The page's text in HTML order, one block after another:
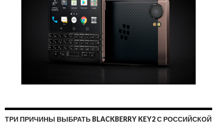
ТРИ ПРИЧИНЫ ВЫБРАТЬ BLACKBERRY KEY2 С РОССИЙСКОЙ